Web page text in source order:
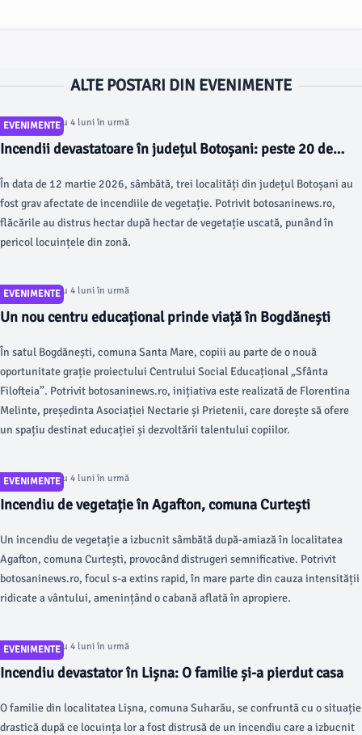
ALTE POSTARI DIN EVENIMENTE
EVENIMENTE
Articol postat cu 4 luni în urmă
Incendii devastatoare în județul Botoșani: peste 20 de
În data de 12 martie 2026, sâmbătă, trei localități din județul Botoșani au
fost grav afectate de incendiile de vegetație. Potrivit botosaninews.ro,
flăcările au distrus hectar după hectar de vegetație uscată, punând în
pericol locuințele din zonă.
EVENIMENTE
Articol postat cu 4 luni în urmă
Un nou centru educațional prinde viață în Bogdănești
În satul Bogdănești, comuna Santa Mare, copiii au parte de o nouă
oportunitate grație proiectului Centrului Social Educațional „Sfânta
Filofteia”. Potrivit botosaninews.ro, inițiativa este realizată de Florentina
Melinte, președinta Asociației Nectarie și Prietenii, care dorește să ofere
un spațiu destinat educației și dezvoltării talentului copiilor.
EVENIMENTE
Articol postat cu 4 luni în urmă
Incendiu de vegetație în Agafton, comuna Curtești
Un incendiu de vegetație a izbucnit sâmbătă după-amiază în localitatea
Agafton, comuna Curtești, provocând distrugeri semnificative. Potrivit
botosaninews.ro, focul s-a extins rapid, în mare parte din cauza intensității
ridicate a vântului, amenințând o cabană aflată în apropiere.
EVENIMENTE
Articol postat cu 4 luni în urmă
Incendiu devastator în Lișna: O familie și-a pierdut casa
O familie din localitatea Lișna, comuna Suharău, se confruntă cu o situație
drastică după ce locuința lor a fost distrusă de un incendiu care a izbucnit